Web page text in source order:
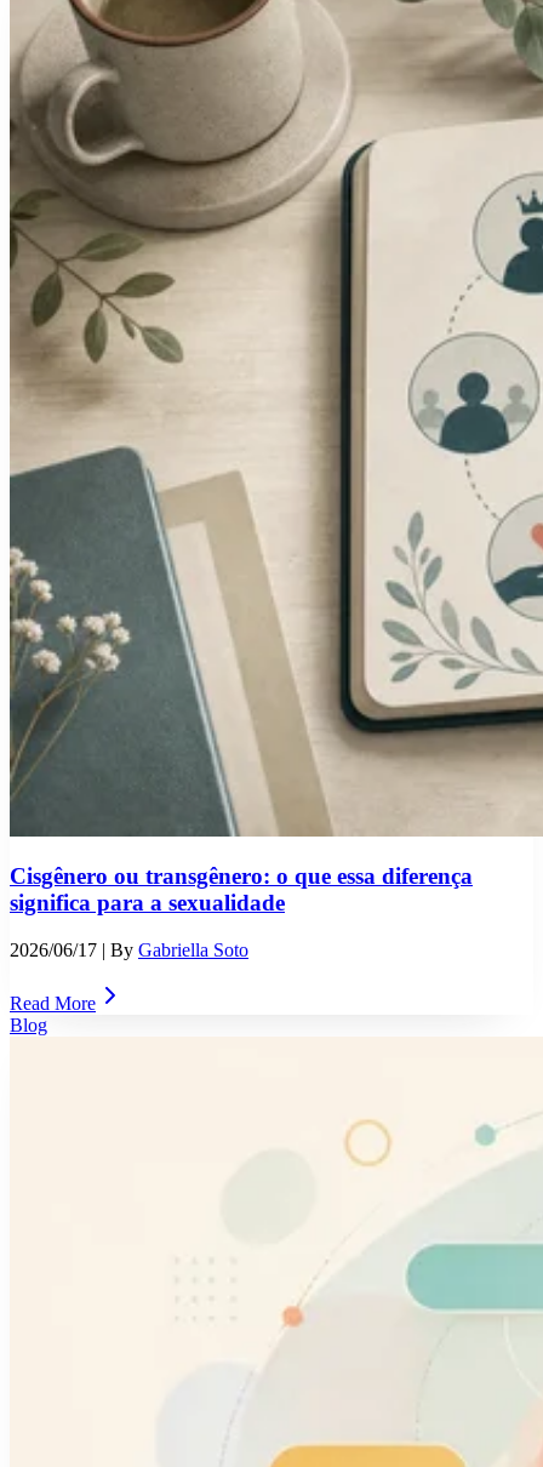
Cisgênero ou transgênero: o que essa diferença
significa para a sexualidade
2026/06/17 | By Gabriella Soto
Read More
Blog